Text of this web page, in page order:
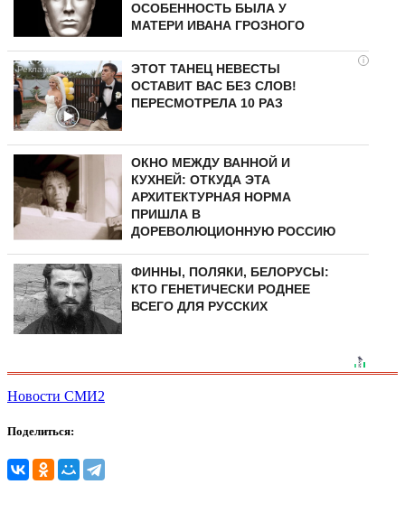
ОСОБЕННОСТЬ БЫЛА У
МАТЕРИ ИВАНА ГРОЗНОГО
i
ЭТОТ ТАНЕЦ НЕВЕСТЫ
ОСТАВИТ ВАС БЕЗ СЛОВ!
ПЕРЕСМОТРЕЛА 10 РАЗ
ОКНО МЕЖДУ ВАННОЙ И
КУХНЕЙ: ОТКУДА ЭТА
АРХИТЕКТУРНАЯ НОРМА
ПРИШЛА В
ДОРЕВОЛЮЦИОННУЮ РОССИЮ
ФИННЫ, ПОЛЯКИ, БЕЛОРУСЫ:
КТО ГЕНЕТИЧЕСКИ РОДНЕЕ
ВСЕГО ДЛЯ РУССКИХ
Новости СМИ2
Поделиться: